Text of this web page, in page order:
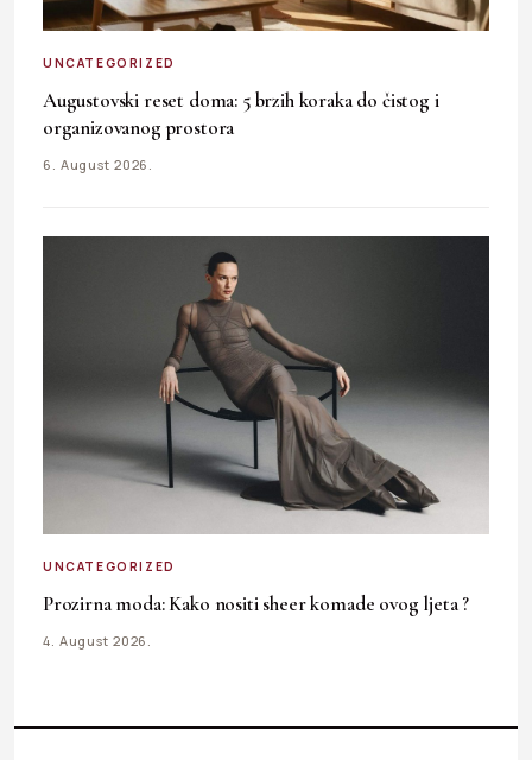
UNCATEGORIZED
Augustovski reset doma: 5 brzih koraka do čistog i
organizovanog prostora
6. August 2026.
UNCATEGORIZED
Prozirna moda: Kako nositi sheer komade ovog ljeta ?
4. August 2026.